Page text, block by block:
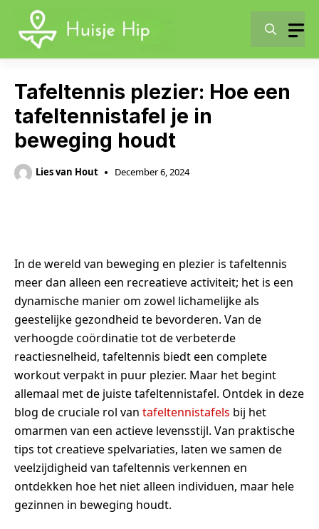
content
Tafeltennis plezier: Hoe een
tafeltennistafel je in
beweging houdt
Lies van Hout December 6, 2024
In de wereld van beweging en plezier is tafeltennis
meer dan alleen een recreatieve activiteit; het is een
dynamische manier om zowel lichamelijke als
geestelijke gezondheid te bevorderen. Van de
verhoogde coördinatie tot de verbeterde
reactiesnelheid, tafeltennis biedt een complete
workout verpakt in puur plezier. Maar het begint
allemaal met de juiste tafeltennistafel. Ontdek in deze
blog de cruciale rol van tafeltennistafels bij het
omarmen van een actieve levensstijl. Van praktische
tips tot creatieve spelvariaties, laten we samen de
veelzijdigheid van tafeltennis verkennen en
ontdekken hoe het niet alleen individuen, maar hele
gezinnen in beweging houdt.